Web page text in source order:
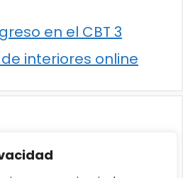
en el CBT 3
interiores online